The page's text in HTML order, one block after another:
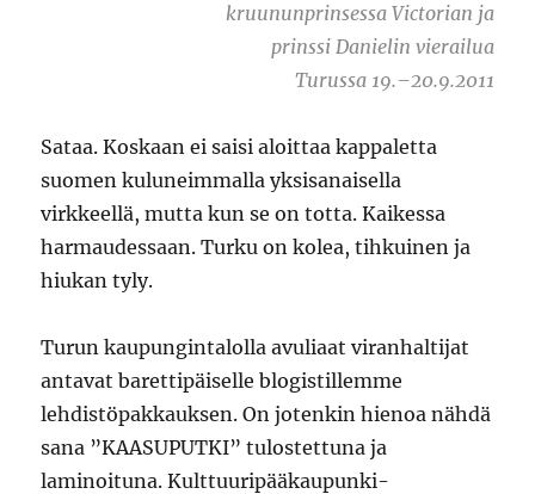
kruununprinsessa Victorian ja
prinssi Danielin vierailua
Turussa 19.–20.9.2011
Sataa. Koskaan ei saisi aloittaa kappaletta
suomen kuluneimmalla yksisanaisella
virkkeellä, mutta kun se on totta. Kaikessa
harmaudessaan. Turku on kolea, tihkuinen ja
hiukan tyly.
Turun kaupungintalolla avuliaat viranhaltijat
antavat barettipäiselle blogistillemme
lehdistöpakkauksen. On jotenkin hienoa nähdä
sana ”KAASUPUTKI” tulostettuna ja
laminoituna. Kulttuuripääkaupunki-